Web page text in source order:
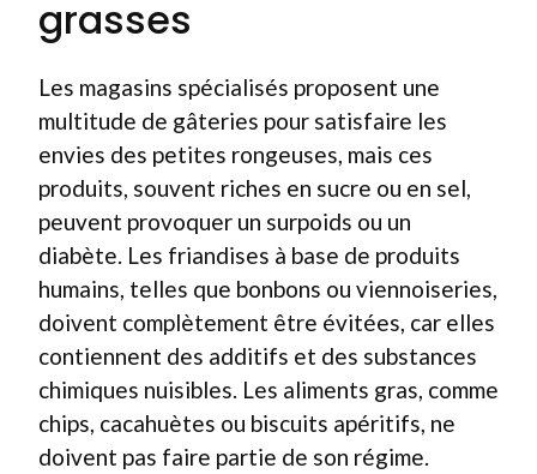
grasses
Les magasins spécialisés proposent une
multitude de gâteries pour satisfaire les
envies des petites rongeuses, mais ces
produits, souvent riches en sucre ou en sel,
peuvent provoquer un surpoids ou un
diabète. Les friandises à base de produits
humains, telles que bonbons ou viennoiseries,
doivent complètement être évitées, car elles
contiennent des additifs et des substances
chimiques nuisibles. Les aliments gras, comme
chips, cacahuètes ou biscuits apéritifs, ne
doivent pas faire partie de son régime.